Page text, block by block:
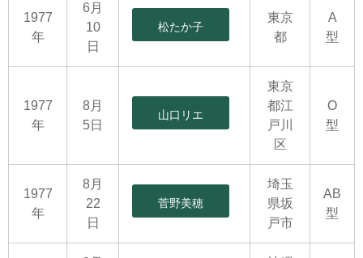
1977
年
6月
10
日
松たか子
東京
都
A
型
1977
年
8月
5日
山口リエ
東京
都江
戸川
区
O
型
1977
年
8月
22
日
菅野美穂
埼玉
県坂
戸市
AB
型